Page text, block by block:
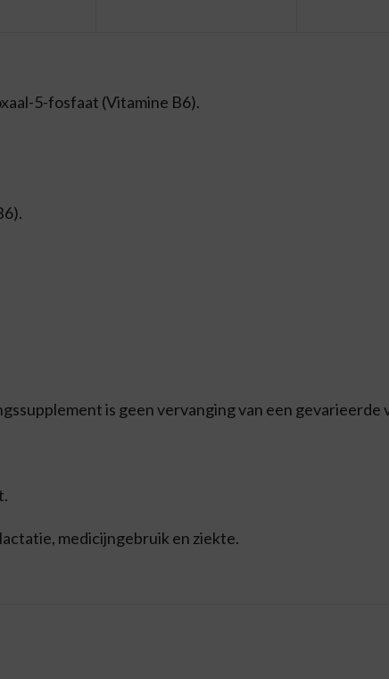
5-fosfaat (Vitamine B6).
is geen vervanging van een gevarieerde
medicijngebruik en ziekte.